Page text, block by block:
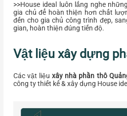
>>House ideal luôn lắng nghe
gia chủ để hoàn thiện hơn chất
đến cho gia chủ côngtrình đẹp,
gian, hoàn thiện đúng tiến độ.
Vật liệu xây dựng
Các vật liệuxây nhà phần thô
công ty thiết kế & xây dựng House